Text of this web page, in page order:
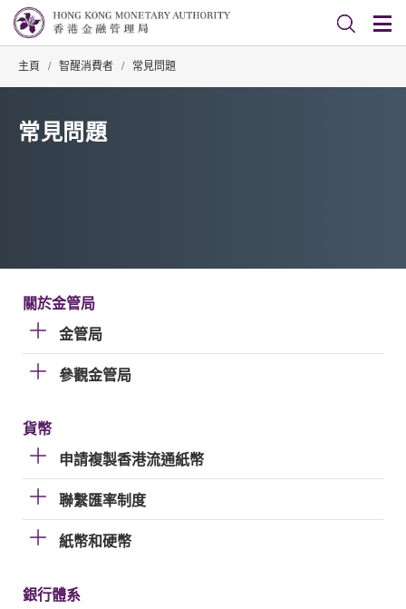
主頁 / 智醒消費者 / 常見問題
常見問題
關於金管局
金管局
參觀金管局
貨幣
申請複製香港流通紙幣
聯繫匯率制度
紙幣和硬幣
銀行體系